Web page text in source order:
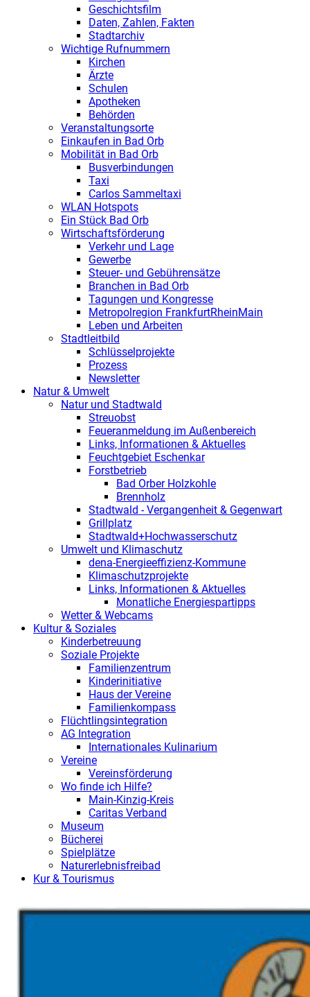
Geschichtsfilm
Daten, Zahlen, Fakten
Stadtarchiv
Wichtige Rufnummern
Kirchen
Ärzte
Schulen
Apotheken
Behörden
Veranstaltungsorte
Einkaufen in Bad Orb
Mobilität in Bad Orb
Busverbindungen
Taxi
Carlos Sammeltaxi
WLAN Hotspots
Ein Stück Bad Orb
Wirtschaftsförderung
Verkehr und Lage
Gewerbe
Steuer- und Gebührensätze
Branchen in Bad Orb
Tagungen und Kongresse
Metropolregion FrankfurtRheinMain
Leben und Arbeiten
Stadtleitbild
Schlüsselprojekte
Prozess
Newsletter
Natur & Umwelt
Natur und Stadtwald
Streuobst
Feueranmeldung im Außenbereich
Links, Informationen & Aktuelles
Feuchtgebiet Eschenkar
Forstbetrieb
Bad Orber Holzkohle
Brennholz
Stadtwald - Vergangenheit & Gegenwart
Grillplatz
Stadtwald+Hochwasserschutz
Umwelt und Klimaschutz
dena-Energieeffizienz-Kommune
Klimaschutzprojekte
Links, Informationen & Aktuelles
Monatliche Energiespartipps
Wetter & Webcams
Kultur & Soziales
Kinderbetreuung
Soziale Projekte
Familienzentrum
Kinderinitiative
Haus der Vereine
Familienkompass
Flüchtlingsintegration
AG Integration
Internationales Kulinarium
Vereine
Vereinsförderung
Wo finde ich Hilfe?
Main-Kinzig-Kreis
Caritas Verband
Museum
Bücherei
Spielplätze
Naturerlebnisfreibad
Kur & Tourismus